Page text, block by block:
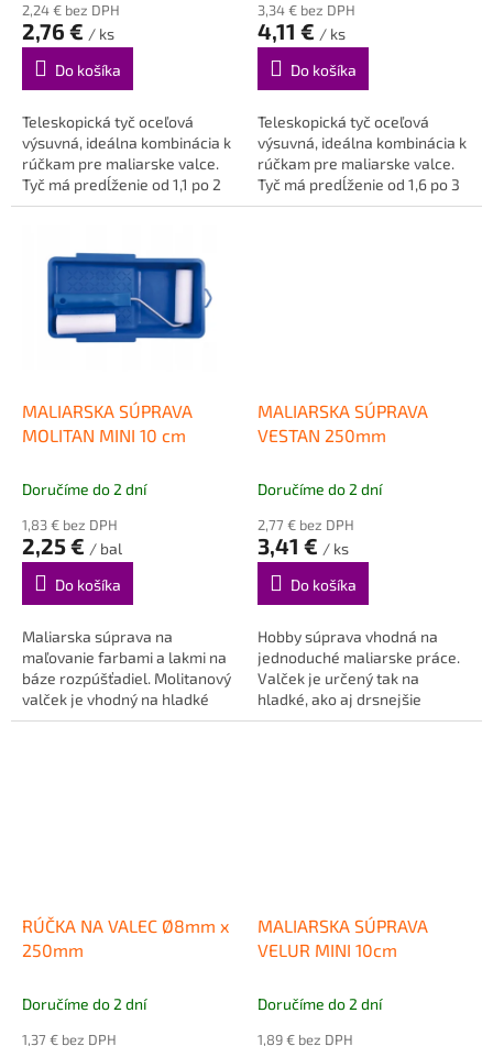
2,24 € bez DPH
2,76 € / ks
Do košíka
Teleskopická tyč oceľová
výsuvná, ideálna kombinácia k
rúčkam pre maliarske valce.
Tyč má predĺženie od 1,1 po 2
metre.
3,34 € bez DPH
4,11 € / ks
Do košíka
Teleskopická tyč oceľová
výsuvná, ideálna kombinácia k
rúčkam pre maliarske valce.
Tyč má predĺženie od 1,6 po 3
metre.
MALIARSKA SÚPRAVA
MOLITAN MINI 10 cm
Doručíme do 2 dní
1,83 € bez DPH
2,25 € / bal
Do košíka
Maliarska súprava na
maľovanie farbami a lakmi na
báze rozpúšťadiel. Molitanový
valček je vhodný na hladké
povrchy.
MALIARSKA SÚPRAVA
VESTAN 250mm
Doručíme do 2 dní
2,77 € bez DPH
3,41 € / ks
Do košíka
Hobby súprava vhodná na
jednoduché maliarske práce.
Valček je určený tak na
hladké, ako aj drsnejšie
povrchy.
RÚČKA NA VALEC Ø8mm x
250mm
Doručíme do 2 dní
1,37 € bez DPH
MALIARSKA SÚPRAVA
VELUR MINI 10cm
Doručíme do 2 dní
1,89 € bez DPH